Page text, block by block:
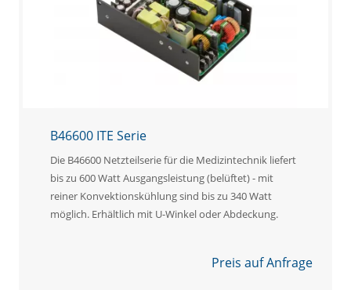
B46600 ITE Serie
Die B46600 Netzteilserie für die Medizintechnik liefert
bis zu 600 Watt Ausgangsleistung (belüftet) - mit
reiner Konvektionskühlung sind bis zu 340 Watt
möglich. Erhältlich mit U-Winkel oder Abdeckung.
Preis auf Anfrage